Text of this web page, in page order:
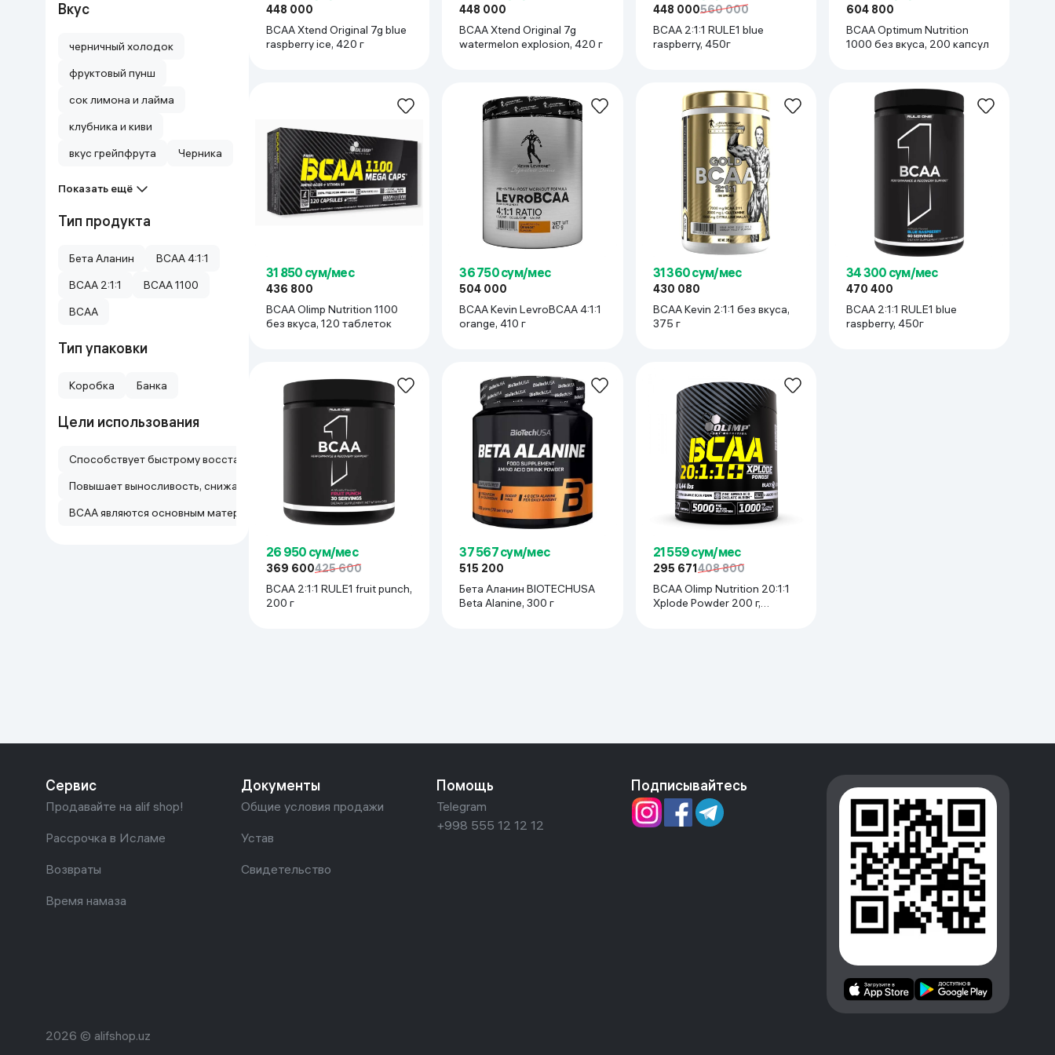
Бытовая химия
Одежда и Обувь
Вкус
черничный холодок
фруктовый пунш
сок лимона и лайма
клубника и киви
вкус грейпфрута
Черника
Показать ещё
Тип продукта
Бета Аланин
BCAA 4:1:1
BCAA 2:1:1
BCAA 1100
BCAA
Тип упаковки
Коробка Банка
Цели использования
Способствует быстрому восстановлению мышц после нагрузок Поддерживает рост и сохранение мышечной массы Уменьшает усталость и ускоряет регенерацию после тренировок
Повышает выносливость, снижает утомляемость и улучшает работоспособность во время тренировок.
BCAA являются основным материалом для роста и развития мышц
448 000
BCAA Xtend Original 7g blue
raspberry ice, 420 г
448 000
BCAA Xtend Original 7g
watermelon explosion, 420 г
448 000560 000
BCAA 2:1:1 RULE1 blue
raspberry, 450г
604 800
BCAA Optimum Nutrition
1000 без вкуса, 200 капсул
31 850 сум/мес
436 800
BCAA Olimp Nutrition 1100
без вкуса, 120 таблеток
36 750 сум/мес
504 000
BCAA Kevin LevroBCAA 4:1:1
orange, 410 г
31 360 сум/мес
430 080
BCAA Kevin 2:1:1 без вкуса,
375 г
34 300 сум/мес
470 400
BCAA 2:1:1 RULE1 blue
raspberry, 450г
26 950 сум/мес
369 600425 600
BCAA 2:1:1 RULE1 fruit punch,
200 г
37 567 сум/мес
515 200
Бета Аланин BIOTECHUSA
Beta Alanine, 300 г
21 559 сум/мес
295 671408 800
BCAA Olimp Nutrition 20:1:1
Xplode Powder 200 г,
Сервис
Продавайте на alif shop!
Рассрочка в Исламе
Возвраты
Время намаза
Документы
Общие условия продажи
Устав
Свидетельство
Помощь
Telegram
+998 555 12 12 12
Подписывайтесь
2026 © alifshop.uz